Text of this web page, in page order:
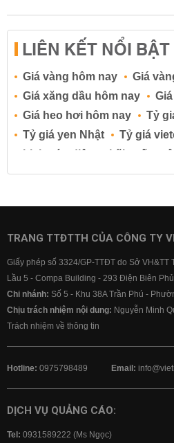
LIÊN KẾT NỔI BẬT
Giá vàng hôm nay
Giá
Giá xăng dầu hôm nay
Giá heo hơi hôm nay
Tỷ
Tỷ giá yen Nhật
Tỷ giá
Lịch cúp điện
Lãi suất
Lãi suất tiết kiệm
Lãi suất
Lãi suất ngân hàng BIDV
Lãi suất ngân hàng
TRANG TTĐTTH CỦA CÔNG TY
Giấy phép số 3324/GP-TTĐT do Sở VH&TT
Lầu 5 - Compa Building - 293 Điện Biên
Chi nhánh: Số 5 - Khu 38A Trần Phú -
Chịu trách nhiệm nội dung: Nguyễn Minh
Trách nhiệm về thông tin
Hotline: 0975798489 Email:
DỊCH VỤ QUẢNG CÁO:
Tel: 0931589222 (Ms Ngọc)